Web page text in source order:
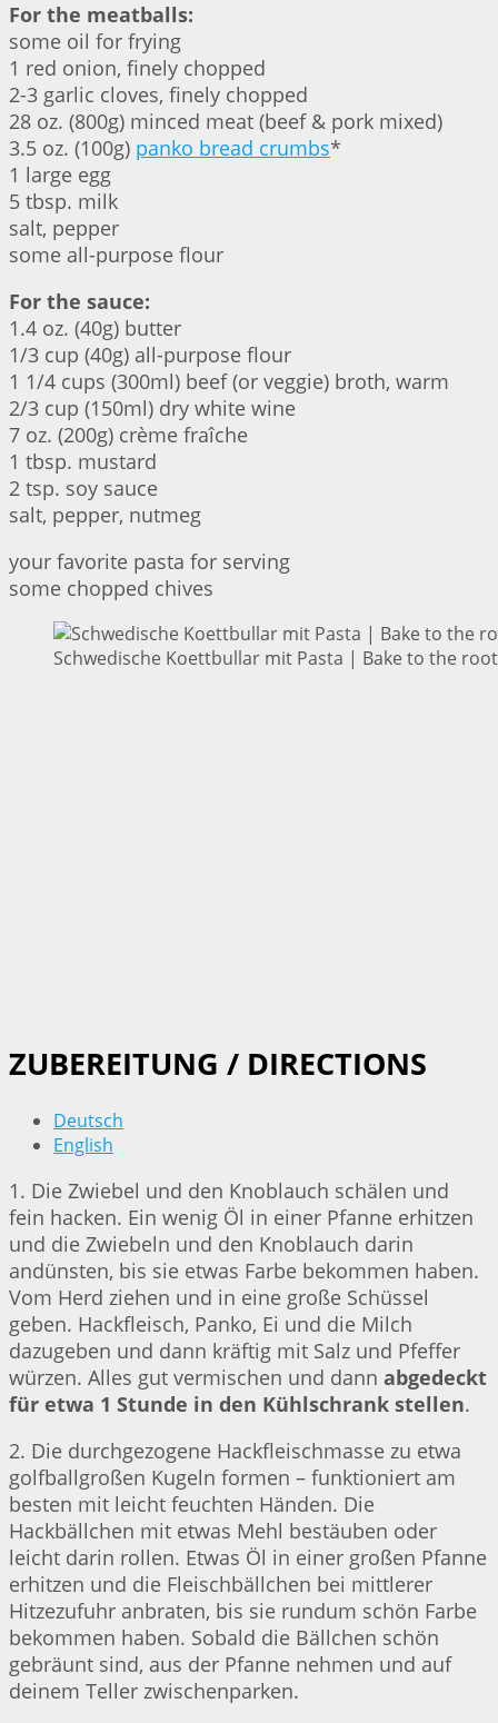
For the meatballs:
some oil for frying
1 red onion, finely chopped
2-3 garlic cloves, finely chopped
28 oz. (800g) minced meat (beef & pork mixed)
3.5 oz. (100g) panko bread crumbs*
1 large egg
5 tbsp. milk
salt, pepper
some all-purpose flour
For the sauce:
1.4 oz. (40g) butter
1/3 cup (40g) all-purpose flour
1 1/4 cups (300ml) beef (or veggie) broth, warm
2/3 cup (150ml) dry white wine
7 oz. (200g) crème fraîche
1 tbsp. mustard
2 tsp. soy sauce
salt, pepper, nutmeg
your favorite pasta for serving
some chopped chives
Schwedische Koettbullar mit Pasta | Bake to the
ZUBEREITUNG / DIRECTIONS
Deutsch
English
1. Die Zwiebel und den Knoblauch schälen und
fein hacken. Ein wenig Öl in einer Pfanne erhitzen
und die Zwiebeln und den Knoblauch darin
andünsten, bis sie etwas Farbe bekommen haben.
Vom Herd ziehen und in eine große Schüssel
geben. Hackfleisch, Panko, Ei und die Milch
dazugeben und dann kräftig mit Salz und Pfeffer
würzen. Alles gut vermischen und dann abgedeckt
für etwa 1 Stunde in den Kühlschrank stellen.
2. Die durchgezogene Hackfleischmasse zu etwa
golfballgroßen Kugeln formen – funktioniert am
besten mit leicht feuchten Händen. Die
Hackbällchen mit etwas Mehl bestäuben oder
leicht darin rollen. Etwas Öl in einer großen Pfanne
erhitzen und die Fleischbällchen bei mittlerer
Hitzezufuhr anbraten, bis sie rundum schön Farbe
bekommen haben. Sobald die Bällchen schön
gebräunt sind, aus der Pfanne nehmen und auf
deinem Teller zwischenparken.